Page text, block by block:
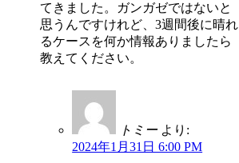
てきました。ガンガゼではないと
思うんですけれど、3週間後に晴れ
るケースを何か情報ありましたら
教えてください。
トミー より:
2024年1月31日 6:00 PM